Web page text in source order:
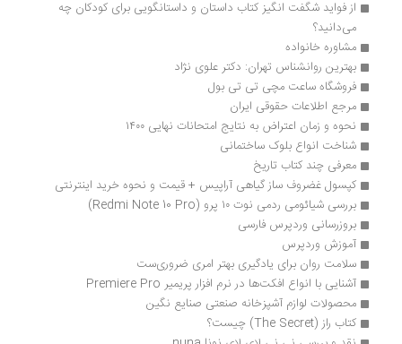
می‌دانید؟
مشاوره خانواده
بهترین روانشناس تهران: دکتر علوی نژاد
فروشگاه ساعت مچی تی تی بول
مرجع اطلاعات حقوقی ایران
نحوه و زمان اعتراض به نتایج امتحانات نهایی ۱۴۰۰
شناخت انواع بلوک ساختمانی
معرفی چند کتاب تاریخ
کپسول غضروف ساز گیاهی آراپیس + قیمت و نحوه خرید اینترنتی
بررسی شیائومی ردمی نوت ۱۰ پرو (Redmi Note 10 Pro)
بروزرسانی وردپرس فارسی
آموزش وردپرس
سلامت روان برای یادگیری بهتر امری ضروری‌ست
آشنایی با انواع افکت‎ها در نرم افزار پریمیر Premiere Pro
محصولات لوازم آشپزخانه صنعتی صنایع نگین
کتاب راز (The Secret) چیست؟